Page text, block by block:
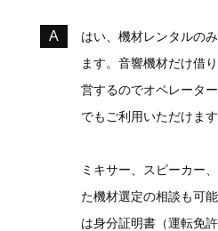
はい、機材レンタルの
ます。音響機材だけ借
営するのでオペレータ
でもご利用いただけます
ミキサー、スピーカー
た機材選定の相談も可
は身分証明書（運転免